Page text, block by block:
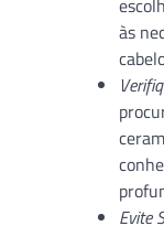
às
Evite